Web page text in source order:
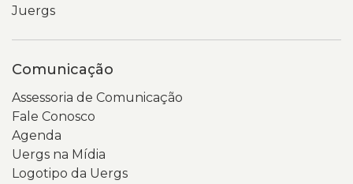
Juergs
Comunicação
Assessoria de Comunicação
Fale Conosco
Agenda
Uergs na Mídia
Logotipo da Uergs